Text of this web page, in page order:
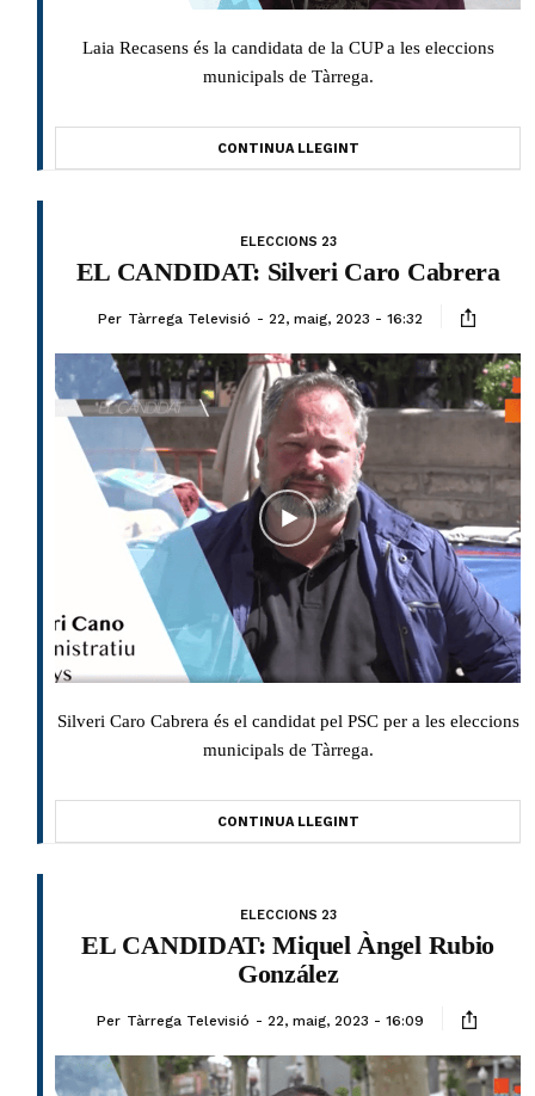
Laia Recasens és la candidata de la CUP a les eleccions
municipals de Tàrrega.
CONTINUA LLEGINT
ELECCIONS 23
EL CANDIDAT: Silveri Caro Cabrera
Per Tàrrega Televisió 22, maig, 2023 - 16:32
Silveri Caro Cabrera és el candidat pel PSC per a les eleccions
municipals de Tàrrega.
CONTINUA LLEGINT
ELECCIONS 23
EL CANDIDAT: Miquel Àngel Rubio
González
Per Tàrrega Televisió 22, maig, 2023 - 16:09